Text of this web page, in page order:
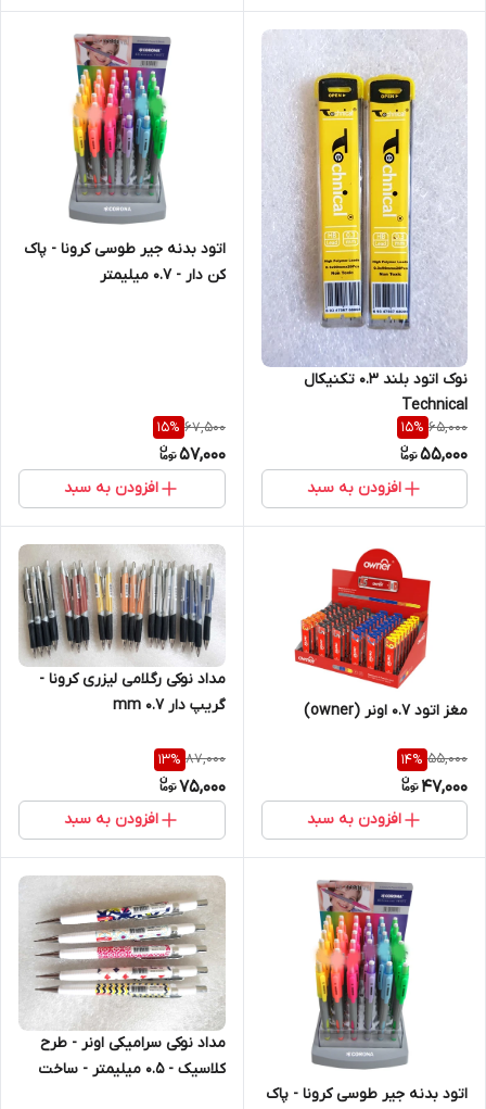
نوک اتود بلند 0.3 تکنیکال
Technical
65,000
15%
55,000
افزودن به سبد
اتود بدنه جیر طوسی کرونا - پاک
کن دار - 0.7 میلیمتر
67,500
15%
57,000
افزودن به سبد
مغز اتود 0.7 اونر (owner)
55,000
14%
47,000
افزودن به سبد
مداد نوکی رگلامی لیزری کرونا -
گریپ دار 0.7 mm
87,000
13%
75,000
افزودن به سبد
اتود بدنه جیر طوسی کرونا - پاک
مداد نوکی سرامیکی اونر - طرح
کلاسیک - 0.5 میلیمتر - ساخت